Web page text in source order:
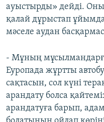
ауыстырды» дейді.
қалай дұрыстап
мәселе аудан
- Мұның
Еуропада жұртты
сақтасын, сол күні
арандату болса
арандатуға барып,